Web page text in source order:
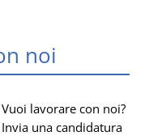
noi
Vuoi lavorare con noi?
Invia una candidatura